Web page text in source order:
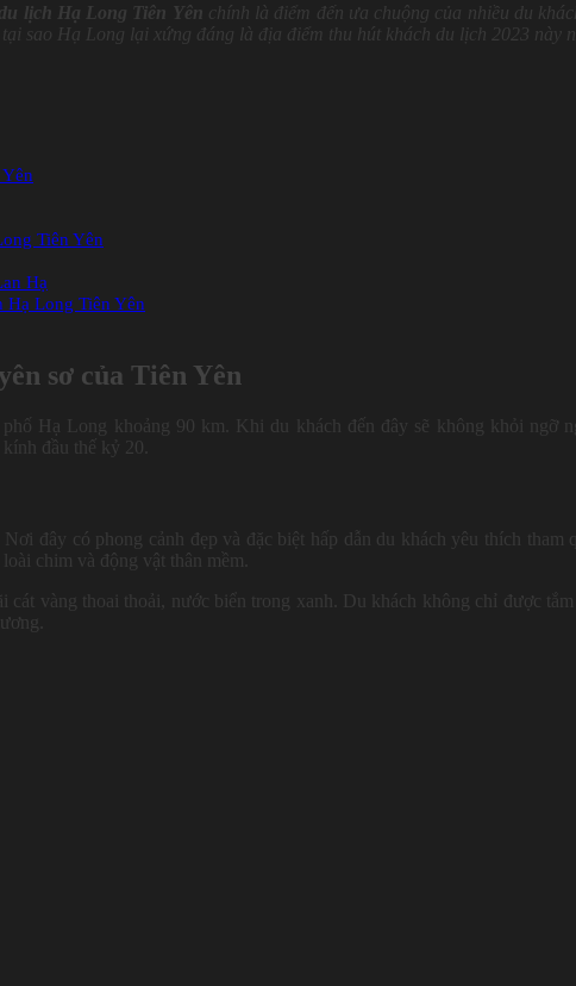
lịch Hạ Long Tiên Yên chính là điểm đến ưa chuộng của nhiều du
sao Hạ Long lại xứng đáng là địa điểm thu hút khách du lịch 2023 này
Tiên Yên
Hạ
Hạ Long Tiên Yên
sơ của Tiên Yên
Hạ Long khoảng 90 km. Khi du khách đến đây sẽ không khỏi ngỡ
đầu thế kỷ 20.
đây có phong cảnh đẹp và đặc biệt hấp dẫn du khách yêu thích tham
chim và động vật thân mềm.
vàng thoai thoải, nước biển trong xanh. Du khách không chỉ được tắm